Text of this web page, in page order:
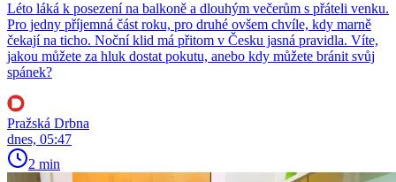
Léto láká k posezení na balkoně a dlouhým večerům s přáteli venku.
Pro jedny příjemná část roku, pro druhé ovšem chvíle, kdy marně
čekají na ticho. Noční klid má přitom v Česku jasná pravidla. Víte,
jakou můžete za hluk dostat pokutu, anebo kdy můžete bránit svůj
spánek?
Pražská Drbna
dnes, 05:47
2 min